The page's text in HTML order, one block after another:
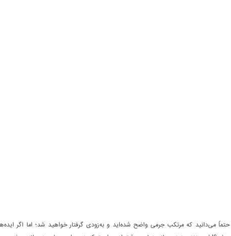
می‌دانید که مرتکب جرمی واضح شده‌اید و به‌زودی گرفتار خواهید شد؛ اما اگر